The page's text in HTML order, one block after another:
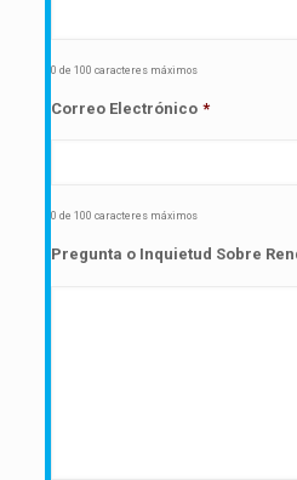
0 de 100 caracteres máximos
Correo Electrónico *
0 de 100 caracteres máximos
Pregunta o Inquietud Sobre